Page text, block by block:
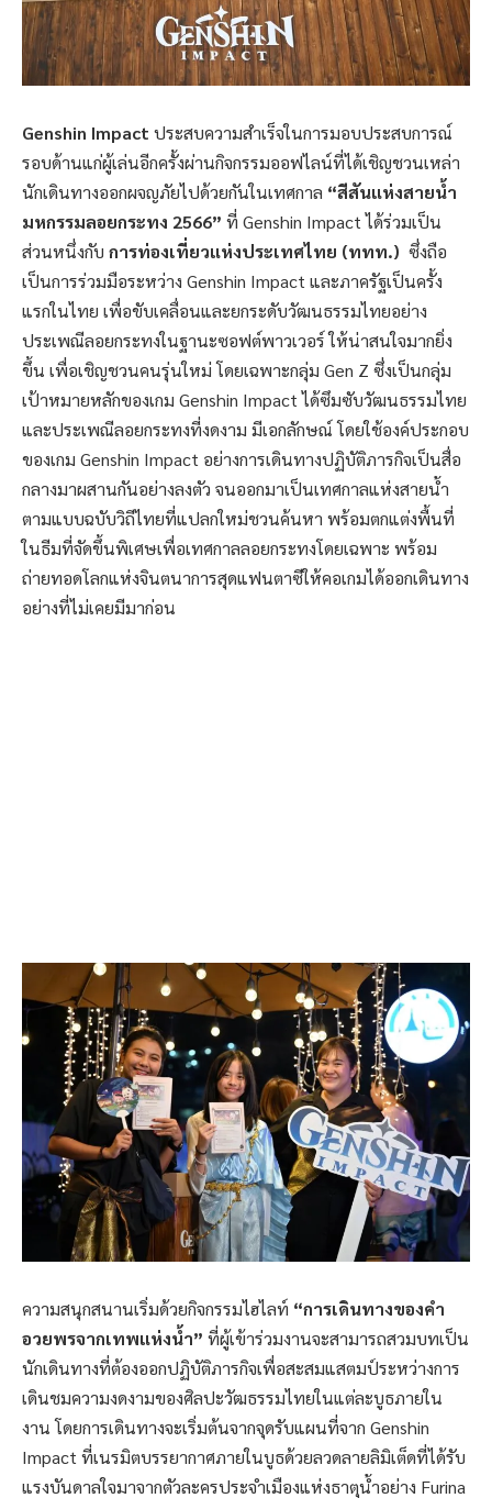
Genshin Impact ประสบความสำเร็จในการมอบประสบการณ์
รอบด้านแก่ผู้เล่นอีกครั้งผ่านกิจกรรมออฟไลน์ที่ได้เชิญชวนเหล่า
นักเดินทางออกผจญภัยไปด้วยกันในเทศกาล “สีสันแห่งสายน้ำ
มหกรรมลอยกระทง 2566” ที่ Genshin Impact ได้ร่วมเป็น
ส่วนหนึ่งกับ การท่องเที่ยวแห่งประเทศไทย (ททท.) ซึ่งถือ
เป็นการร่วมมือระหว่าง Genshin Impact และภาครัฐเป็นครั้ง
แรกในไทย เพื่อขับเคลื่อนและยกระดับวัฒนธรรมไทยอย่าง
ประเพณีลอยกระทงในฐานะซอฟต์พาวเวอร์ ให้น่าสนใจมากยิ่ง
ขึ้น เพื่อเชิญชวนคนรุ่นใหม่ โดยเฉพาะกลุ่ม Gen Z ซึ่งเป็นกลุ่ม
เป้าหมายหลักของเกม Genshin Impact ได้ซึมซับวัฒนธรรมไทย
และประเพณีลอยกระทงที่งดงาม มีเอกลักษณ์ โดยใช้องค์ประกอบ
ของเกม Genshin Impact อย่างการเดินทางปฏิบัติภารกิจเป็นสื่อ
กลางมาผสานกันอย่างลงตัว จนออกมาเป็นเทศกาลแห่งสายน้ำ
ตามแบบฉบับวิถีไทยที่แปลกใหม่ชวนค้นหา พร้อมตกแต่งพื้นที่
ในธีมที่จัดขึ้นพิเศษเพื่อเทศกาลลอยกระทงโดยเฉพาะ พร้อม
ถ่ายทอดโลกแห่งจินตนาการสุดแฟนตาซีให้คอเกมได้ออกเดินทาง
อย่างที่ไม่เคยมีมาก่อน
ความสนุกสนานเริ่มด้วยกิจกรรมไฮไลท์ “การเดินทางของคำ
อวยพรจากเทพแห่งน้ำ” ที่ผู้เข้าร่วมงานจะสามารถสวมบทเป็น
นักเดินทางที่ต้องออกปฏิบัติภารกิจเพื่อสะสมแสตมป์ระหว่างการ
เดินชมความงดงามของศิลปะวัฒธรรมไทยในแต่ละบูธภายใน
งาน โดยการเดินทางจะเริ่มต้นจากจุดรับแผนที่จาก Genshin
Impact ที่เนรมิตบรรยากาศภายในบูธด้วยลวดลายลิมิเต็ดที่ได้รับ
แรงบันดาลใจมาจากตัวละครประจำเมืองแห่งธาตุน้ำอย่าง Furina